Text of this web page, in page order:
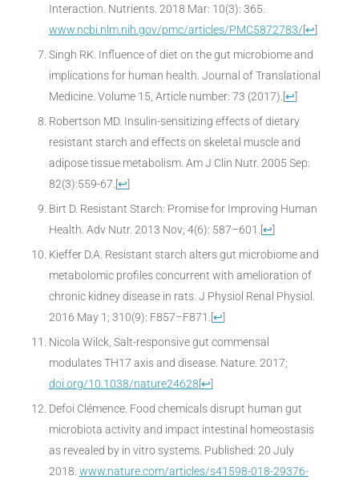
Interaction. Nutrients. 2018 Mar: 10(3): 365.
www.ncbi.nlm.nih.gov/pmc/articles/PMC5872783/[↩]
Singh RK. Influence of diet on the gut microbiome and
implications for human health. Journal of Translational
Medicine. Volume 15, Article number: 73 (2017).[↩]
Robertson MD. Insulin-sensitizing effects of dietary
resistant starch and effects on skeletal muscle and
adipose tissue metabolism. Am J Clin Nutr. 2005 Sep:
82(3):559-67.[↩]
Birt D. Resistant Starch: Promise for Improving Human
Health. Adv Nutr. 2013 Nov; 4(6): 587–601.[↩]
Kieffer D.A. Resistant starch alters gut microbiome and
metabolomic profiles concurrent with amelioration of
chronic kidney disease in rats. J Physiol Renal Physiol.
2016 May 1; 310(9): F857–F871.[↩]
Nicola Wilck, Salt-responsive gut commensal
modulates TH17 axis and disease. Nature. 2017;
doi.org/10.1038/nature24628[↩]
Defoi Clémence. Food chemicals disrupt human gut
microbiota activity and impact intestinal homeostasis
as revealed by in vitro systems. Published: 20 July
2018. www.nature.com/articles/s41598-018-29376-